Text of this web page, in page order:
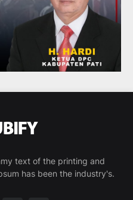
text of the printing and
has been the industry's.